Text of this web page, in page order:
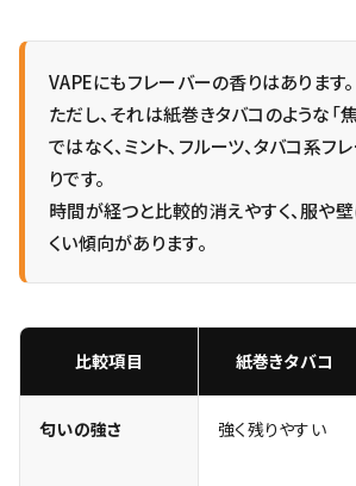
VAPEにもフレーバーの香りはあります。
ただし、それは紙巻きタバコのような「
ではなく、ミント、フルーツ、タバコ系
りです。
時間が経つと比較的消えやすく、服や
くい傾向があります。
比較項目 紙巻きタバコ
匂いの強さ 強く残りやすい